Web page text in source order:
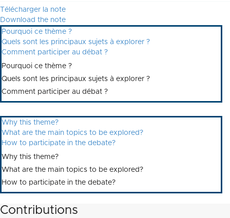
Télécharger la note
Download the note
Pourquoi ce thème ?
Quels sont les principaux sujets à explorer ?
Comment participer au débat ?
Pourquoi ce thème ?
Quels sont les principaux sujets à explorer ?
Comment participer au débat ?
Why this theme?
What are the main topics to be explored?
How to participate in the debate?
Why this theme?
What are the main topics to be explored?
How to participate in the debate?
Contributions